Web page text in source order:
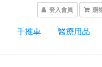
登入會員 購
手推車 醫療用品